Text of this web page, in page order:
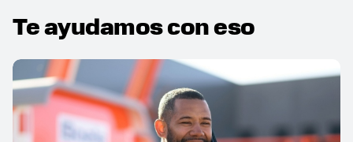
Te ayudamos con eso